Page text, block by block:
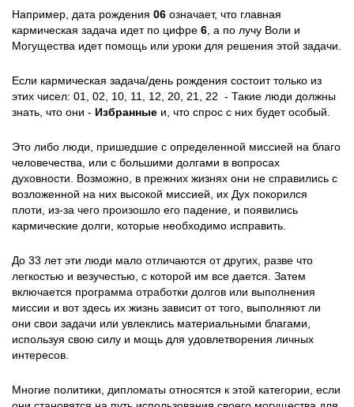
Например, дата рождения 06 означает, что главная
кармическая задача идет по цифре 6 , а по лучу Воли и
Могущества идет помощь или уроки для решения этой задачи.
Если кармическая задача/день рождения состоит только из
этих чисел: 01, 02, 10, 11, 12, 20, 21, 22 - Такие люди должны
знать, что они - Избранные и, что спрос с них будет особый.
Это либо люди, пришедшие с определенной миссией на благо
человечества, или с большими долгами в вопросах
духовности. Возможно, в прежних жизнях они не справились с
возложенной на них высокой миссией, их Дух покорился
плоти, из-за чего произошло его падение, и появились
кармические долги, которые необходимо исправить.
До 33 лет эти люди мало отличаются от других, разве что
легкостью и везучестью, с которой им все дается. Затем
включается программа отработки долгов или выполнения
миссии и вот здесь их жизнь зависит от того, выполняют ли
они свои задачи или увлеклись материальными благами,
используя свою силу и мощь для удовлетворения личных
интересов.
Многие политики, дипломаты относятся к этой категории, если